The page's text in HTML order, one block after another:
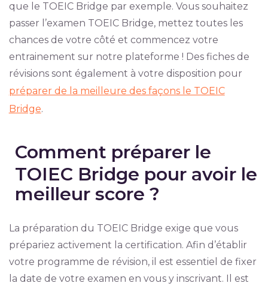
que le TOEIC Bridge par exemple. Vous souhaitez
passer l’examen TOEIC Bridge, mettez toutes les
chances de votre côté et commencez votre
entrainement sur notre plateforme ! Des fiches de
révisions sont également à votre disposition pour
préparer de la meilleure des façons le TOEIC
Bridge.
Comment préparer le
TOIEC Bridge pour avoir le
meilleur score ?
La préparation du TOEIC Bridge exige que vous
prépariez activement la certification. Afin d’établir
votre programme de révision, il est essentiel de fixer
la date de votre examen en vous y inscrivant. Il est